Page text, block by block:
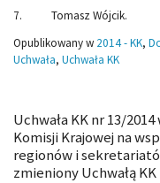
7. Tomasz Wójcik.
Opublikowany w 2014 - KK,
Uchwała, Uchwała KK
Uchwała KK nr 13/
Komisji Krajowej na
regionów i
zmieniony Uchwałą KK